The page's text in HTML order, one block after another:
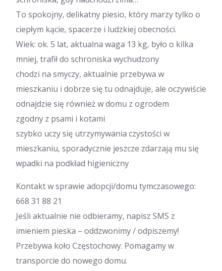
To spokojny, delikatny piesio, który marzy tylko o
ciepłym kącie, spacerze i ludzkiej obecności.
Wiek: ok. 5 lat, aktualna waga 13 kg, było o kilka
mniej, trafił do schroniska wychudzony
chodzi na smyczy, aktualnie przebywa w
mieszkaniu i dobrze się tu odnajduje, ale oczywiście
odnajdzie się również w domu z ogrodem
zgodny z psami i kotami
szybko uczy się utrzymywania czystości w
mieszkaniu, sporadycznie jeszcze zdarzają mu się
wpadki na podkład higieniczny
Kontakt w sprawie adopcji/domu tymczasowego:
668 31 88 21
Jeśli aktualnie nie odbieramy, napisz SMS z
imieniem pieska – oddzwonimy / odpiszemy!
Przebywa koło Częstochowy. Pomagamy w
transporcie do nowego domu.